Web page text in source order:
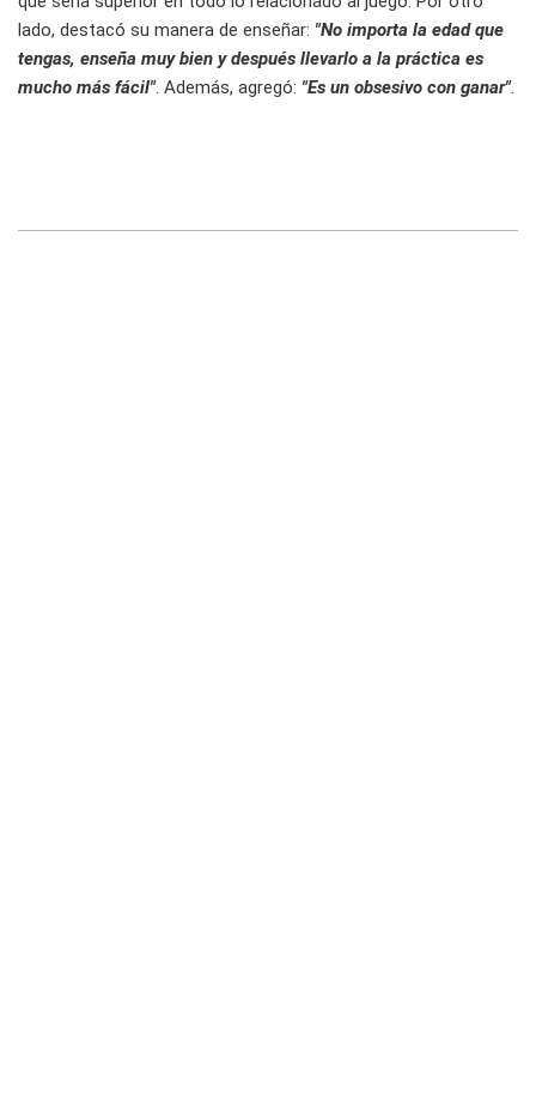
lado, destacó su manera de enseñar: "No importa la edad que
tengas, enseña muy bien y después llevarlo a la práctica es
mucho más fácil". Además, agregó: "Es un obsesivo con ganar".